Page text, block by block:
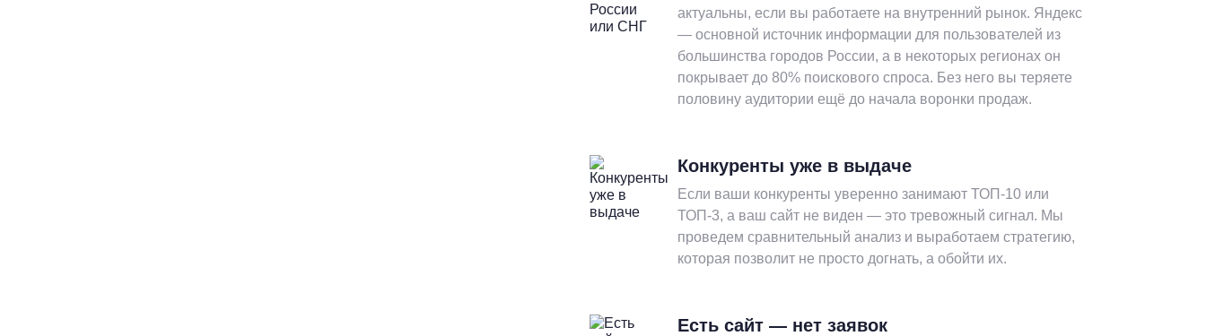
актуальны, если вы работаете на внутренний рынок. Яндекс
— основной источник информации для пользователей из
большинства городов России, а в некоторых регионах он
покрывает до 80% поискового спроса. Без него вы теряете
половину аудитории ещё до начала воронки продаж.
Конкуренты уже в выдаче
Если ваши конкуренты уверенно занимают ТОП-10 или
ТОП-3, а ваш сайт не виден — это тревожный сигнал. Мы
проведем сравнительный анализ и выработаем стратегию,
которая позволит не просто догнать, а обойти их.
Есть сайт — нет заявок